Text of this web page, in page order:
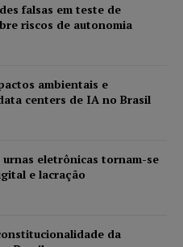
falsas em teste de
riscos de autonomia
ambientais e
centers de IA no Brasil
urnas eletrônicas tornam-se
e lacração
da